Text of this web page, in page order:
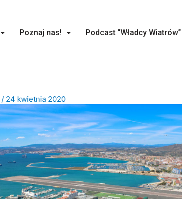
Poznaj nas! Podcast “Władcy Wiatrów”
/ 24 kwietnia 2020